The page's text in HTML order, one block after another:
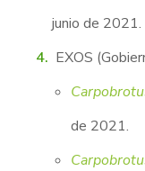
junio de 2021.
EXOS
de 2021.